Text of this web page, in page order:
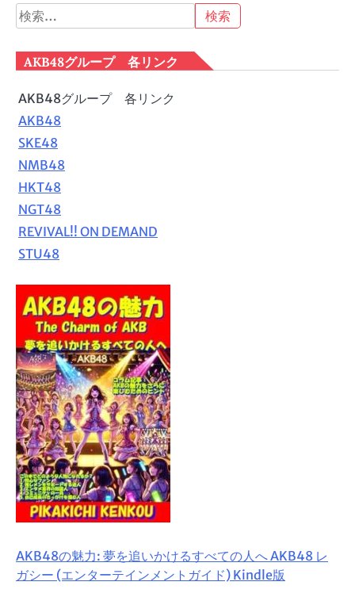
検
索:
AKB48グループ 各リンク
AKB48グループ 各リンク
AKB48
SKE48
NMB48
HKT48
NGT48
REVIVAL!! ON DEMAND
STU48
AKB48の魅力: 夢を追いかけるすべての人へ AKB48 レ
ガシー (エンターテインメントガイド) Kindle版